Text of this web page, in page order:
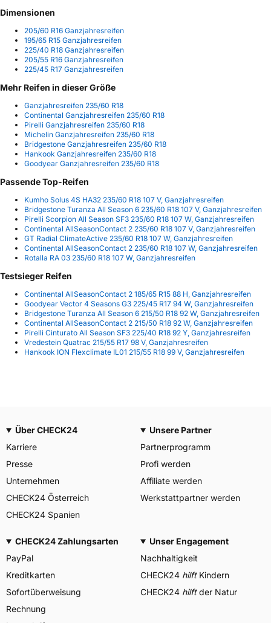
Dimensionen
205/60 R16 Ganzjahresreifen
195/65 R15 Ganzjahresreifen
225/40 R18 Ganzjahresreifen
205/55 R16 Ganzjahresreifen
225/45 R17 Ganzjahresreifen
Mehr Reifen in dieser Größe
Ganzjahresreifen 235/60 R18
Continental Ganzjahresreifen 235/60 R18
Pirelli Ganzjahresreifen 235/60 R18
Michelin Ganzjahresreifen 235/60 R18
Bridgestone Ganzjahresreifen 235/60 R18
Hankook Ganzjahresreifen 235/60 R18
Goodyear Ganzjahresreifen 235/60 R18
Passende Top-Reifen
Kumho Solus 4S HA32 235/60 R18 107 V, Ganzjahresreifen
Bridgestone Turanza All Season 6 235/60 R18 107 V, Ganzjahresreifen
Pirelli Scorpion All Season SF3 235/60 R18 107 W, Ganzjahresreifen
Continental AllSeasonContact 2 235/60 R18 107 V, Ganzjahresreifen
GT Radial ClimateActive 235/60 R18 107 W, Ganzjahresreifen
Continental AllSeasonContact 2 235/60 R18 107 W, Ganzjahresreifen
Rotalla RA 03 235/60 R18 107 W, Ganzjahresreifen
Testsieger Reifen
Continental AllSeasonContact 2 185/65 R15 88 H, Ganzjahresreifen
Goodyear Vector 4 Seasons G3 225/45 R17 94 W, Ganzjahresreifen
Bridgestone Turanza All Season 6 215/50 R18 92 W, Ganzjahresreifen
Continental AllSeasonContact 2 215/50 R18 92 W, Ganzjahresreifen
Pirelli Cinturato All Season SF3 225/40 R18 92 Y, Ganzjahresreifen
Vredestein Quatrac 215/55 R17 98 V, Ganzjahresreifen
Hankook ION Flexclimate IL01 215/55 R18 99 V, Ganzjahresreifen
Über CHECK24
Karriere
Presse
Unternehmen
CHECK24 Österreich
CHECK24 Spanien
Unsere Partner
Partnerprogramm
Profi werden
Affiliate werden
Werkstattpartner werden
CHECK24 Zahlungsarten
PayPal
Kreditkarten
Sofortüberweisung
Rechnung
Unser Engagement
Nachhaltigkeit
CHECK24 hilftKindern
CHECK24 hilftder Natur